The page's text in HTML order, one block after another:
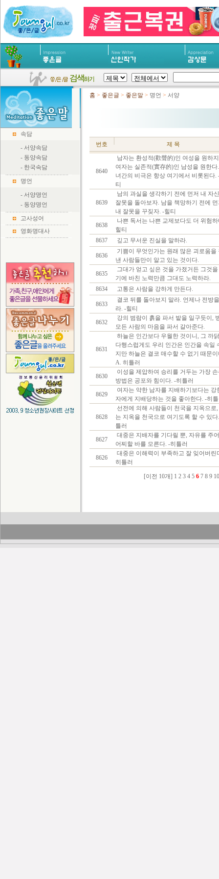
속담
- 서양속담
- 동양속담
- 한국속담
명언
- 서양명언
- 동양명언
고사성어
영화명대사
홈 > 좋은글 > 좋은말 > 명언 > 서양
번호 제 목
8640
남자는 환성적(歡聲的)인 여성을 원하
여자는 실존적(實存的)인 남성을 원한다
녀간의 비극은 항상 여기에서 비롯된다.
티
8639
남의 과실을 생각하기 전에 먼저 내 자
잘못을 돌아보자. 남을 책망하기 전에
내 잘못을 꾸짖자. -힐티
8638
나쁜 독서는 나쁜 교제보다도 더 위험
힐티
8637
깊고 무서운 진실을 말하라.
8636
기쁨이 무엇인가는 원래 많은 괴로움을
낸 사람들만이 알고 있는 것이다.
8635
그대가 얻고 싶은 것을 가졌거든 그것
기에 바친 노력만큼 그대도 노력하라.
8634
고통은 사람을 강하게 만든다.
8633
결코 뒤를 돌아보지 말라. 언제나 전방
라. -힐티
8632
강의 범람이 흙을 파서 밭을 일구듯이,
모든 사람의 마음을 파서 갈아준다.
8631
하늘은 인간보다 우월한 것이니, 그 까
다행스럽게도 우리 인간은 인간을 속일
지만 하늘은 결코 매수할 수 없기 때문
A. 히틀러
8630
이성을 제압하여 승리를 거두는 가장
방법은 공포와 힘이다. -히틀러
8629
여자는 약한 남자를 지배하기보다는 강
자에게 지배당하는 것을 좋아한다. -히
8628
선전에 의해 사람들이 천국을 지옥으로,
는 지옥을 천국으로 여기도록 할 수 있
틀러
8627
대중은 지배자를 기다릴 뿐, 자유를 주
어찌할 바를 모른다. -히틀러
8626
대중은 이해력이 부족하고 잘 잊어버린
히틀러
[이전 10개] 1 2 3 4 5 6 7 8 9 10